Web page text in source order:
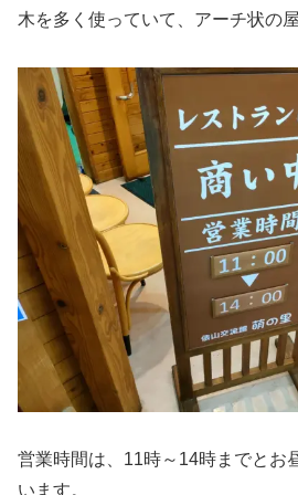
木を多く使っていて、アーチ状の
営業時間は、11時～14時までとお
います。